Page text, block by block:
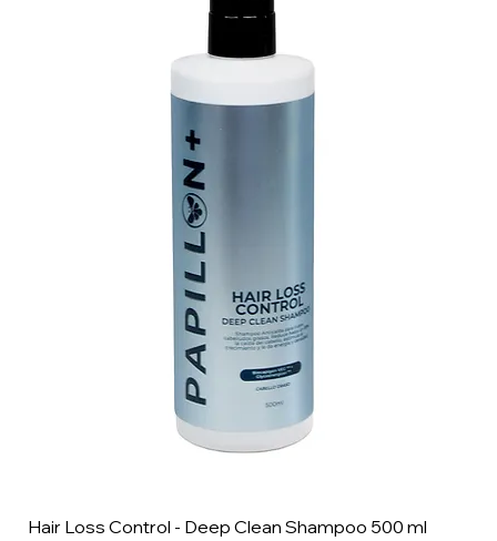
Hair Loss Control - Deep Clean Shampoo 500 ml